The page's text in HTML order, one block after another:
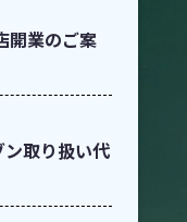
開業のご案
取り扱い代